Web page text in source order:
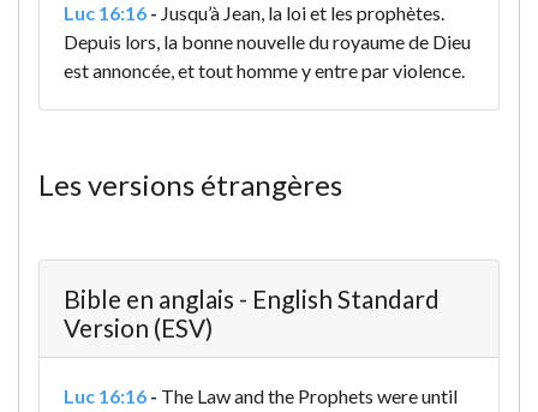
Luc 16:16 - Jusqu’à Jean, la loi et les prophètes.
Depuis lors, la bonne nouvelle du royaume de Dieu
est annoncée, et tout homme y entre par violence.
Les versions étrangères
Bible en anglais - English Standard
Version (ESV)
Luc 16:16 - The Law and the Prophets were until